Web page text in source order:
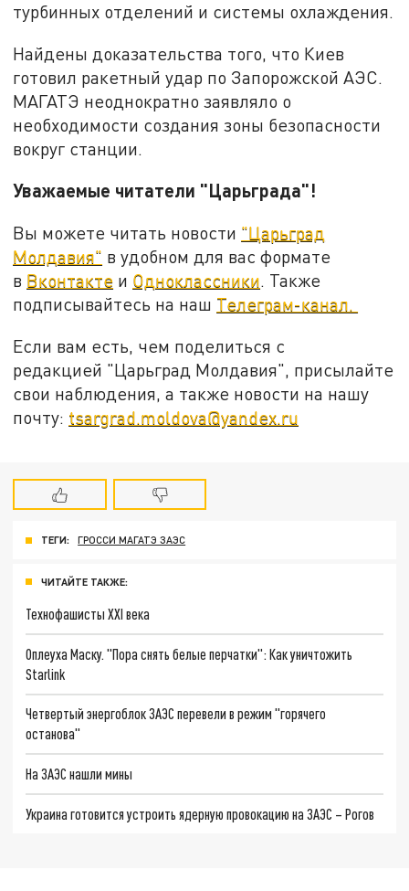
турбинных отделений и системы охлаждения.
Найдены доказательства того, что Киев
готовил ракетный удар по Запорожской АЭС.
МАГАТЭ неоднократно заявляло о
необходимости создания зоны безопасности
вокруг станции.
Уважаемые читатели "Царьграда"!
Вы можете читать новости "Царьград
Молдавия" в удобном для вас формате
в Вконтакте и Одноклассники. Также
подписывайтесь на наш Телеграм-канал.
Если вам есть, чем поделиться с
редакцией "Царьград Молдавия", присылайте
свои наблюдения, а также новости на нашу
почту: tsargrad.moldova@yandex.ru
ТЕГИ: ГРОССИ МАГАТЭ ЗАЭС
ЧИТАЙТЕ ТАКЖЕ:
Технофашисты XXI века
Оплеуха Маску. "Пора снять белые перчатки": Как уничтожить
Starlink
Четвертый энергоблок ЗАЭС перевели в режим "горячего
останова"
На ЗАЭС нашли мины
Украина готовится устроить ядерную провокацию на ЗАЭС – Рогов